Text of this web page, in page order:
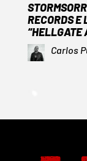
RECORDS E
“HELLGATE
Carlos